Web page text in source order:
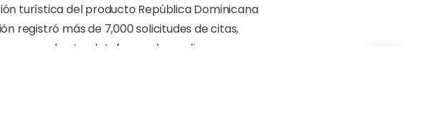
turística del producto República Dominicana
registró más de 7,000 solicitudes de citas,
una robusta plataforma de medios